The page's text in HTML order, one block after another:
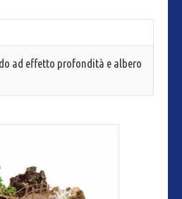
ad effetto profondità e albero